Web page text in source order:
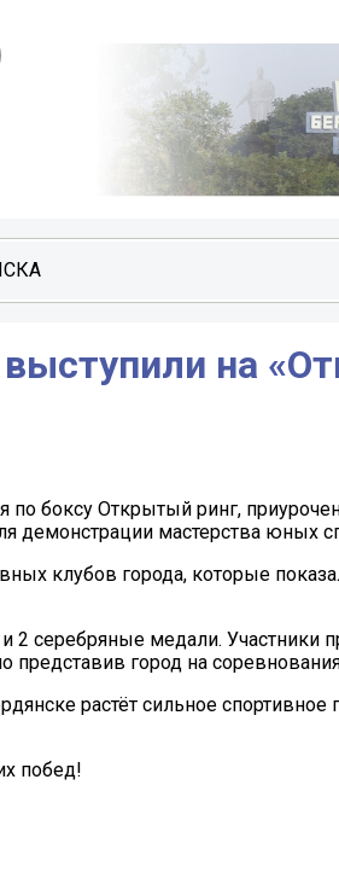
на
по боксу Открытый ринг,
демонстрации мастерства юных
клубов города, которые
2 серебряные медали. Участники
город на
растёт сильное спортивное
побед!